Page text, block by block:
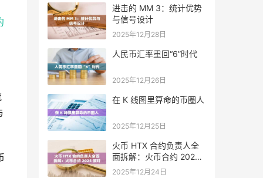
进击的 MM 3：统计优势
与信号设计
2025年12月28日
人民币汇率重回“6”时代
2025年12月26日
在 K 线图里算命的币圈人
2025年12月25日
火币 HTX 合约负责人全
面拆解：火币合约 2025
做对了什么，又将走向哪
2025年12月24日